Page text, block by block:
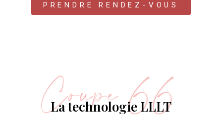
PRENDRE RENDEZ-VOUS
La technologie LLLT